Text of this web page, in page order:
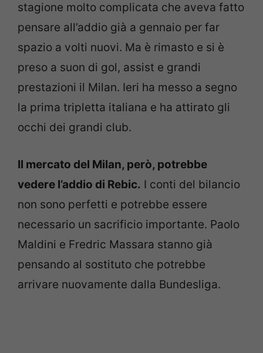
stagione molto complicata che aveva fatto
pensare all’addio già a gennaio per far
spazio a volti nuovi. Ma è rimasto e si è
preso a suon di gol, assist e grandi
prestazioni il Milan. Ieri ha messo a segno
la prima tripletta italiana e ha attirato gli
occhi dei grandi club.
Il mercato del Milan, però, potrebbe
vedere l’addio di Rebic. I conti del bilancio
non sono perfetti e potrebbe essere
necessario un sacrificio importante. Paolo
Maldini e Fredric Massara stanno già
pensando al sostituto che potrebbe
arrivare nuovamente dalla Bundesliga.